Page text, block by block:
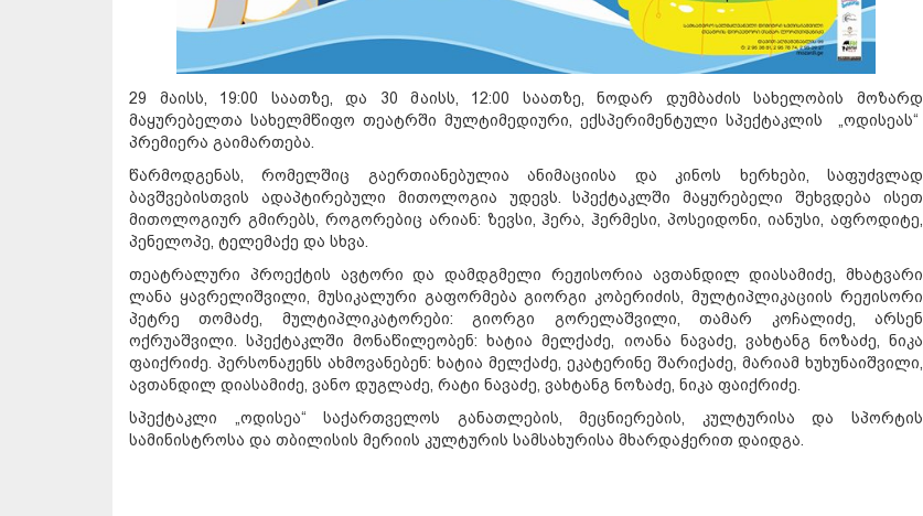
29 მაისს, 19:00 საათზე, და 30 მაისს, 12:00 საათზე, ნოდარ დუმბაძის სახელობის მოზარდ
მაყურებელთა სახელმწიფო თეატრში მულტიმედიური, ექსპერიმენტული სპექტაკლის „ოდისეას“
პრემიერა გაიმართება.
წარმოდგენას, რომელშიც გაერთიანებულია ანიმაციისა და კინოს ხერხები, საფუძვლად
ბავშვებისთვის ადაპტირებული მითოლოგია უდევს. სპექტაკლში მაყურებელი შეხვდება ისეთ
მითოლოგიურ გმირებს, როგორებიც არიან: ზევსი, ჰერა, ჰერმესი, პოსეიდონი, იანუსი, აფროდიტე,
პენელოპე, ტელემაქე და სხვა.
თეატრალური პროექტის ავტორი და დამდგმელი რეჟისორია ავთანდილ დიასამიძე, მხატვარი
ლანა ყავრელიშვილი, მუსიკალური გაფორმება გიორგი კობერიძის, მულტიპლიკაციის რეჟისორი
პეტრე თომაძე, მულტიპლიკატორები: გიორგი გორელაშვილი, თამარ კოჩალიძე, არსენ
ოქრუაშვილი. სპექტაკლში მონაწილეობენ: ხატია მელქაძე, იოანა ნავაძე, ვახტანგ ნოზაძე, ნიკა
ფაიქრიძე. პერსონაჟენს ახმოვანებენ: ხატია მელქაძე, ეკატერინე შარიქაძე, მარიამ ხუხუნაიშვილი,
ავთანდილ დიასამიძე, ვანო დუგლაძე, რატი ნავაძე, ვახტანგ ნოზაძე, ნიკა ფაიქრიძე.
სპექტაკლი „ოდისეა“ საქართველოს განათლების, მეცნიერების, კულტურისა და სპორტის
სამინისტროსა და თბილისის მერიის კულტურის სამსახურისა მხარდაჭერით დაიდგა.